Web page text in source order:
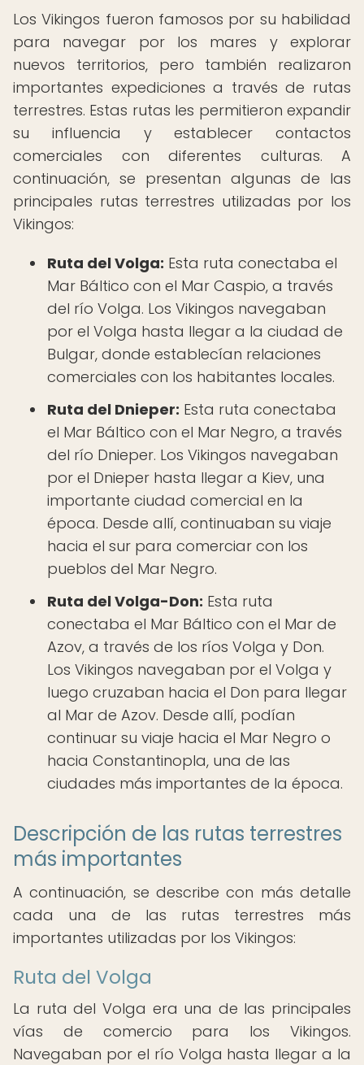
Los Vikingos fueron famosos por su habilidad
para navegar por los mares y explorar
nuevos territorios, pero también realizaron
importantes expediciones a través de rutas
terrestres. Estas rutas les permitieron expandir
su influencia y establecer contactos
comerciales con diferentes culturas. A
continuación, se presentan algunas de las
principales rutas terrestres utilizadas por los
Vikingos:
Ruta del Volga: Esta ruta conectaba el
Mar Báltico con el Mar Caspio, a través
del río Volga. Los Vikingos navegaban
por el Volga hasta llegar a la ciudad de
Bulgar, donde establecían relaciones
comerciales con los habitantes locales.
Ruta del Dnieper: Esta ruta conectaba
el Mar Báltico con el Mar Negro, a través
del río Dnieper. Los Vikingos navegaban
por el Dnieper hasta llegar a Kiev, una
importante ciudad comercial en la
época. Desde allí, continuaban su viaje
hacia el sur para comerciar con los
pueblos del Mar Negro.
Ruta del Volga-Don: Esta ruta
conectaba el Mar Báltico con el Mar de
Azov, a través de los ríos Volga y Don.
Los Vikingos navegaban por el Volga y
luego cruzaban hacia el Don para llegar
al Mar de Azov. Desde allí, podían
continuar su viaje hacia el Mar Negro o
hacia Constantinopla, una de las
ciudades más importantes de la época.
Descripción de las rutas terrestres
más importantes
A continuación, se describe con más detalle
cada una de las rutas terrestres más
importantes utilizadas por los Vikingos:
Ruta del Volga
La ruta del Volga era una de las principales
vías de comercio para los Vikingos.
Navegaban por el río Volga hasta llegar a la